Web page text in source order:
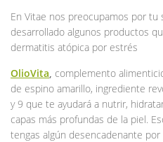
En Vitae nos preocupamos por
desarrollado algunos productos
dermatitis atópica por estrés
OlioVita, complemento
de espino amarillo, ingrediente
y 9 que te ayudará a nutrir,
capas más profundas de la piel.
tengas algún desencadenante